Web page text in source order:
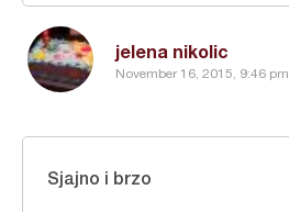
jelena nikolic
November 16, 2015, 9:46 pm
Sjajno i brzo